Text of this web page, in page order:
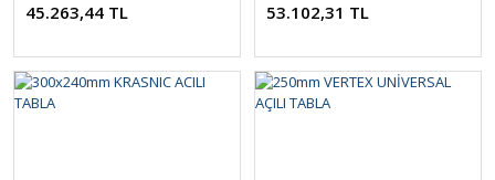
45.263,44 TL 53.102,31 TL